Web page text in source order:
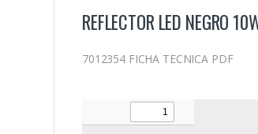
REFLECTOR LED NEGRO
7012354 FICHA TECNICA PDF